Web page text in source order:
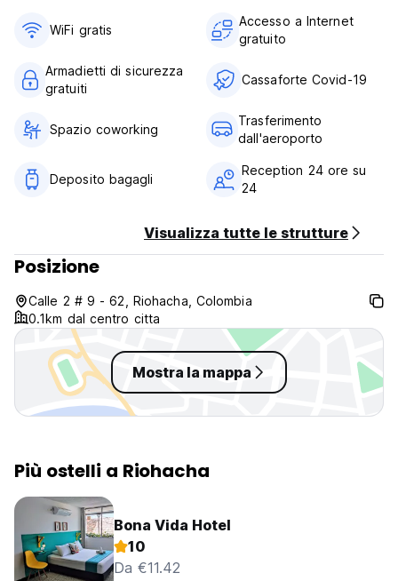
WiFi gratis
Accesso a Internet
gratuito
Armadietti di sicurezza
gratuiti
Cassaforte Covid-19
Spazio coworking
Trasferimento
dall'aeroporto
Deposito bagagli
Reception 24 ore su
24
Visualizza tutte le strutture
Posizione
Calle 2 # 9 - 62, Riohacha, Colombia
0.1km dal centro citta
Mostra la mappa
Più ostelli a Riohacha
Bona Vida Hotel
10
Da €11.42